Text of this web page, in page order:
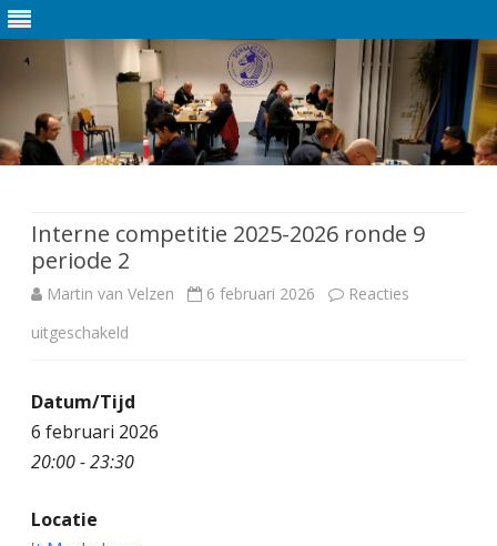
de
inhoud
Interne competitie 2025-2026 ronde 9
periode 2
Martin van Velzen 6 februari 2026
Reacties
uitgeschakeld
o
Datum/Tijd
6 februari 2026
20:00 - 23:30
Locatie